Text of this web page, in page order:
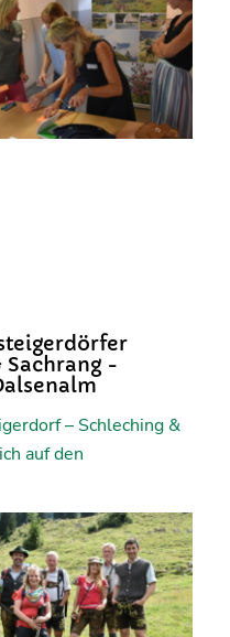
Sachrang -
– Schleching &
auf den